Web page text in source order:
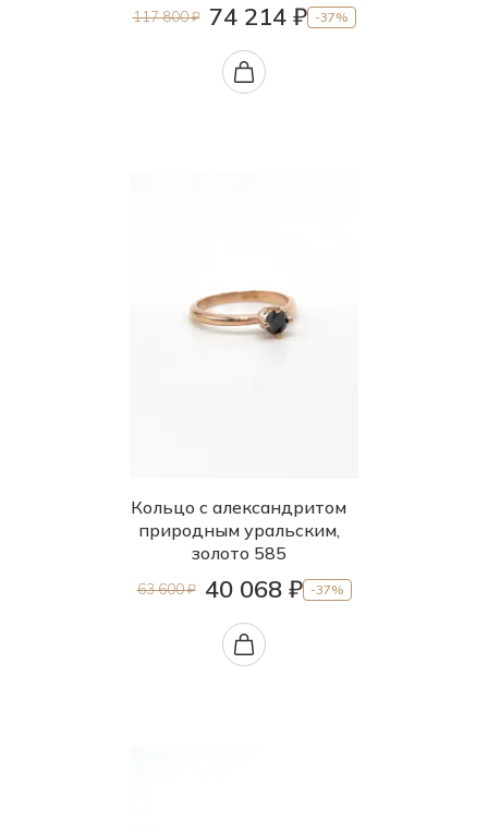
117 800 ₽ 74 214 ₽ -37%
Кольцо с александритом
природным уральским,
золото 585
63 600 ₽ 40 068 ₽ -37%